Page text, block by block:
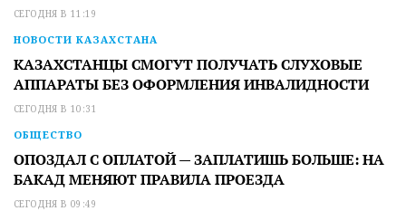
СЕГОДНЯ В 11:19
НОВОСТИ КАЗАХСТАНА
КАЗАХСТАНЦЫ СМОГУТ ПОЛУЧАТЬ СЛУХОВЫЕ
АППАРАТЫ БЕЗ ОФОРМЛЕНИЯ ИНВАЛИДНОСТИ
СЕГОДНЯ В 10:31
ОБЩЕСТВО
ОПОЗДАЛ С ОПЛАТОЙ — ЗАПЛАТИШЬ БОЛЬШЕ: НА
БАКАД МЕНЯЮТ ПРАВИЛА ПРОЕЗДА
СЕГОДНЯ В 09:49